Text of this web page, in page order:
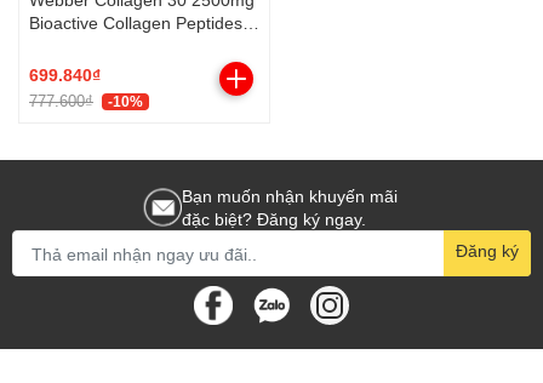
Bioactive Collagen Peptides
699.840₫
777.600₫ -10%
Bạn muốn nhận khuyến mãi
đặc biệt? Đăng ký ngay.
Đăng ký